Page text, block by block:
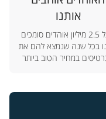
אותנו
מעל 2.5 מיליון אוהדים סומכים
בכל שנה שנמצא להם את
במחיר הטוב ביותר